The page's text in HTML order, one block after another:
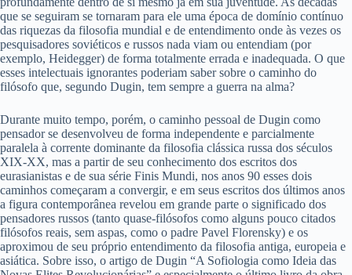
que se seguiram se tornaram para ele uma época de domínio contínuo
das riquezas da filosofia mundial e de entendimento onde às vezes os
pesquisadores soviéticos e russos nada viam ou entendiam (por
exemplo, Heidegger) de forma totalmente errada e inadequada. O que
esses intelectuais ignorantes poderiam saber sobre o caminho do
filósofo que, segundo Dugin, tem sempre a guerra na alma?
Durante muito tempo, porém, o caminho pessoal de Dugin como
pensador se desenvolveu de forma independente e parcialmente
paralela à corrente dominante da filosofia clássica russa dos séculos
XIX-XX, mas a partir de seu conhecimento dos escritos dos
eurasianistas e de sua série Finis Mundi, nos anos 90 esses dois
caminhos começaram a convergir, e em seus escritos dos últimos anos
a figura contemporânea revelou em grande parte o significado dos
pensadores russos (tanto quase-filósofos como alguns pouco citados
filósofos reais, sem aspas, como o padre Pavel Florensky) e os
aproximou de seu próprio entendimento da filosofia antiga, europeia e
asiática. Sobre isso, o artigo de Dugin “A Sofiologia como Ideia das